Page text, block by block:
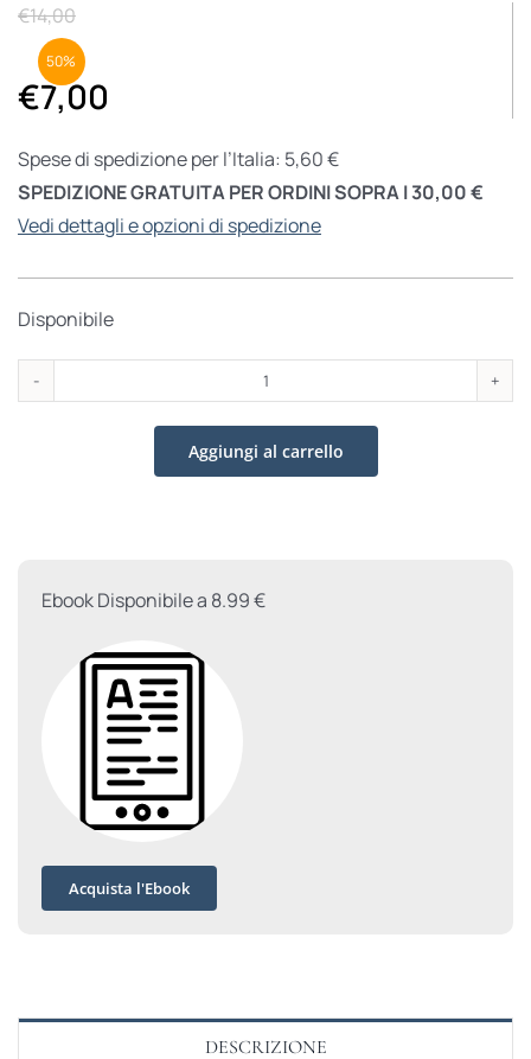
€14,00
€7,00
50%
Spese di spedizione per l’Italia: 5,60 €
SPEDIZIONE GRATUITA PER ORDINI SOPRA I 30,00 €
Vedi dettagli e opzioni di spedizione
Disponibile
Il
bello
di
Aggiungi al carrello
Ebook Disponibile a 8.99 €
Acquista l'Ebook
DESCRIZIONE